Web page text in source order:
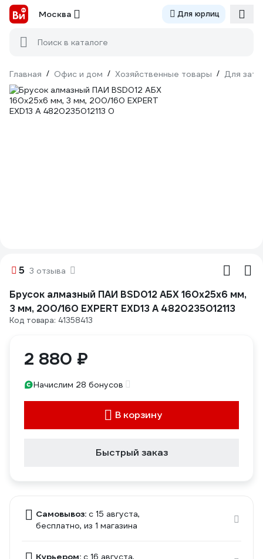
Москва Для юрлиц
Поиск в каталоге
Главная / Офис и дом / Хозяйственные товары / Для
5 3 отзыва
Брусок алмазный ПАИ BSD012 АБХ 160х25х6 мм,
3 мм, 200/160 EXPERT EXD13 А 4820235012113
Код товара: 41358413
2 880 ₽
Начислим 28 бонусов
В корзину
Быстрый заказ
Самовывоз: c 15 августа,
бесплатно, из 1 магазина
Курьером: c 16 августа,